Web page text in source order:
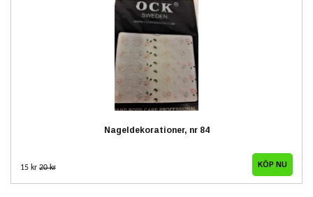
Nageldekorationer, nr 84
15 kr 20 kr